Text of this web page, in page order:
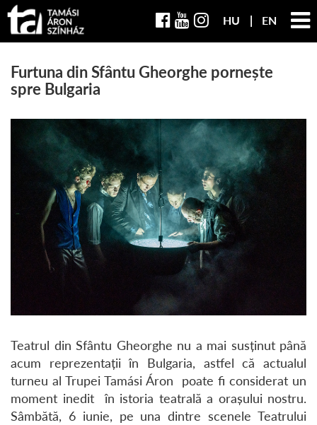
HU EN
Furtuna din Sfântu Gheorghe pornește
spre Bulgaria
Teatrul din Sfântu Gheorghe nu a mai susținut până
acum reprezentații în Bulgaria, astfel că actualul
turneu al Trupei Tamási Áron poate fi considerat un
moment inedit în istoria teatrală a orașului nostru.
Sâmbătă, 6 iunie, pe una dintre scenele Teatrului